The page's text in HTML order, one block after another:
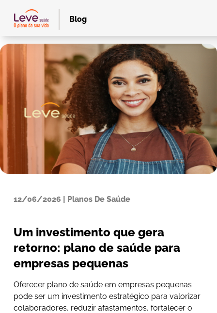
Blog
12/06/2026 | Planos De Saúde
Um investimento que gera
retorno: plano de saúde para
empresas pequenas
Oferecer plano de saúde em empresas pequenas
pode ser um investimento estratégico para valorizar
colaboradores, reduzir afastamentos, fortalecer o